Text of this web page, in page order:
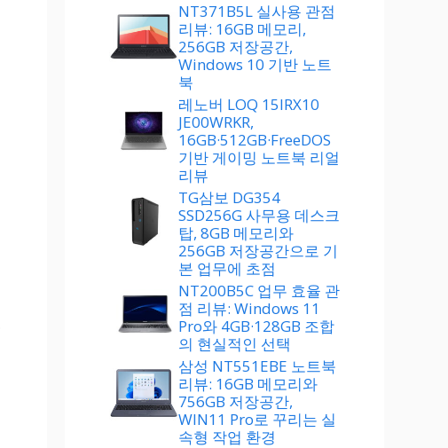
NT371B5L 실사용 관점
리뷰: 16GB 메모리,
256GB 저장공간,
Windows 10 기반 노트
북
레노버 LOQ 15IRX10
JE00WRKR,
16GB·512GB·FreeDOS
기반 게이밍 노트북 리얼
리뷰
TG삼보 DG354
SSD256G 사무용 데스크
탑, 8GB 메모리와
256GB 저장공간으로 기
본 업무에 초점
NT200B5C 업무 효율 관
점 리뷰: Windows 11
Pro와 4GB·128GB 조합
의 현실적인 선택
삼성 NT551EBE 노트북
리뷰: 16GB 메모리와
756GB 저장공간,
WIN11 Pro로 꾸리는 실
속형 작업 환경